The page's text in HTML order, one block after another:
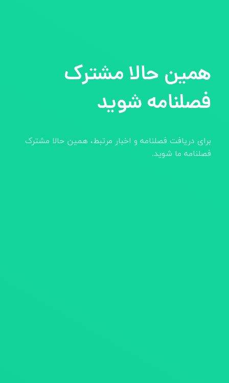
همین حالا مشترک
فصلنامه شوید
برای دریافت فصلنامه و اخبار مرتبط، همین حالا مشترک
فصلنامه ما شوید.